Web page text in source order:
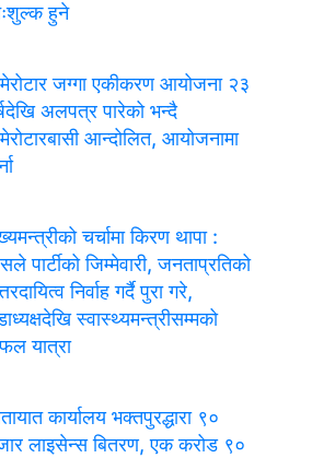
हुने
जग्गा एकीकरण आयोजना २३
अलपत्र पारेको भन्दै
आन्दोलित, आयोजनामा
चर्चामा किरण थापा :
पार्टीको जिम्मेवारी, जनताप्रतिको
निर्वाह गर्दै पुरा गरे,
स्वास्थ्यमन्त्रीसम्मको
यात्रा
कार्यालय भक्तपुरद्धारा ९०
लाइसेन्स बितरण, एक करोड ९०